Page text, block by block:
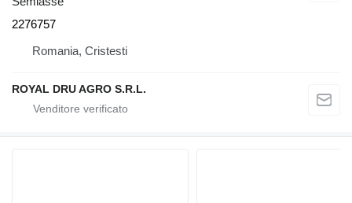
2276757
Romania, Cristesti
ROYAL DRU AGRO S.R.L.